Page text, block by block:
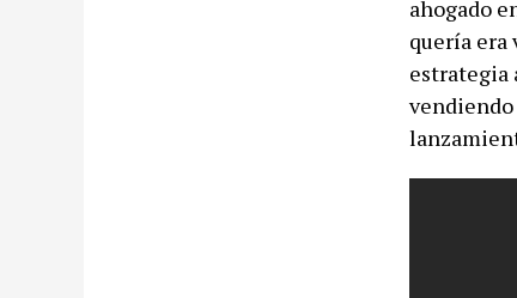
ahogado
quería era
estrategia
vendiendo